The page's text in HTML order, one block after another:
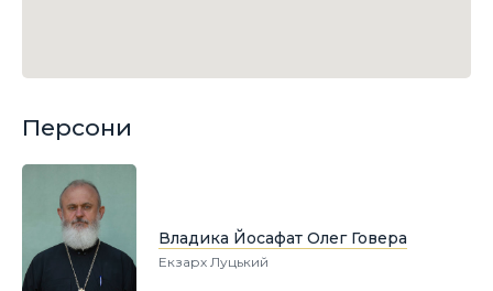
Персони
Владика Йосафат Олег Говера
Екзарх Луцький